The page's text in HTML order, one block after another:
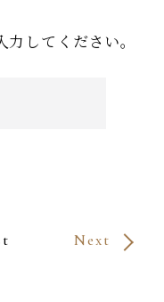
してください。
Next